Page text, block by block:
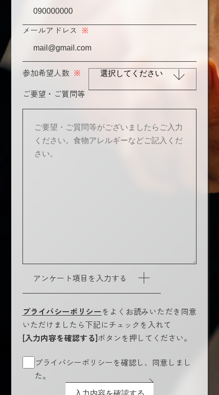
メールアドレス ※
参加希望人数 ※
ご要望・ご質問等
アンケート項目を入力する
プライバシーポリシーをよくお読みいただき同意
いただけましたら下記にチェックを入れて
[入力内容を確認する]ボタンを押してください。
プライバシーポリシーを確認し、同意しまし
た。